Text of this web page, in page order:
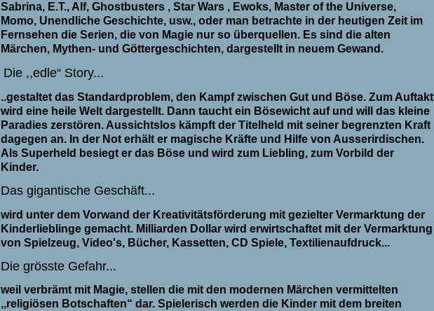
Sabrina, E.T., Alf, Ghostbusters , Star Wars , Ewoks, Master of the Universe,
Momo, Unendliche Geschichte, usw., oder man betrachte in der heutigen Zeit im
Fernsehen die Serien, die von Magie nur so überquellen. Es sind die alten
Märchen, Mythen- und Göttergeschichten, dargestellt in neuem Gewand.
Die ,,edle“ Story...
..gestaltet das Standardproblem, den Kampf zwischen Gut und Böse. Zum Auftakt
wird eine heile Welt dargestellt. Dann taucht ein Bösewicht auf und will das kleine
Paradies zerstören. Aussichtslos kämpft der Titelheld mit seiner begrenzten Kraft
dagegen an. In der Not erhält er magische Kräfte und Hilfe von Ausserirdischen.
Als Superheld besiegt er das Böse und wird zum Liebling, zum Vorbild der
Kinder.
Das gigantische Geschäft...
wird unter dem Vorwand der Kreativitätsförderung mit gezielter Vermarktung der
Kinderlieblinge gemacht. Milliarden Dollar wird erwirtschaftet mit der Vermarktung
von Spielzeug, Video's, Bücher, Kassetten, CD Spiele, Textilienaufdruck...
Die grösste Gefahr...
weil verbrämt mit Magie, stellen die mit den modernen Märchen vermittelten
,,religiösen Botschaften“ dar. Spielerisch werden die Kinder mit dem breiten